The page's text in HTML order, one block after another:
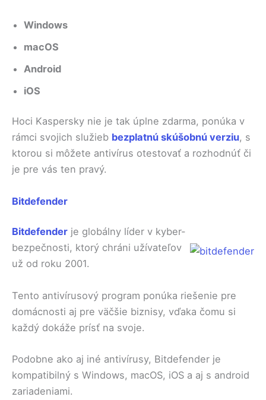
Windows
macOS
Android
iOS
Hoci Kaspersky nie je tak úplne zdarma, ponúka v
rámci svojich služieb bezplatnú skúšobnú verziu, s
ktorou si môžete antivírus otestovať a rozhodnúť či
je pre vás ten pravý.
Bitdefender
Bitdefender je globálny líder v kyber-
bezpečnosti, ktorý chráni užívateľov
už od roku 2001.
Tento antivírusový program ponúka riešenie pre
domácnosti aj pre väčšie biznisy, vďaka čomu si
každý dokáže prísť na svoje.
Podobne ako aj iné antivírusy, Bitdefender je
kompatibilný s Windows, macOS, iOS a aj s android
zariadeniami.